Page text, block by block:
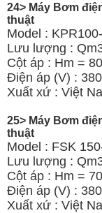
24> Máy Bơm
thuật
Model :
Lưu lượng :
Cột áp : Hm =
Điện áp (V) :
Xuất xứ : Việt
25> Máy Bơm
thuật
Model : FSK
Lưu lượng :
Cột áp : Hm =
Điện áp (V) :
Xuất xứ : Việt